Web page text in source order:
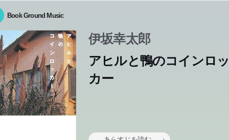
Book Ground Music
伊坂幸太郎
アヒルと鴨のコインロ
カー